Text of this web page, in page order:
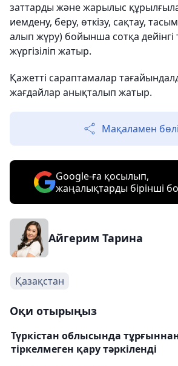
заттарды және жарылыс
иемдену, беру, өткiзу, сақтау,
алып жүру) бойынша сотқа дейінгі
жүргізіліп жатыр.
Қажетті сараптамалар
жағдайлар анықталып жатыр.
Мақаламен
Google-ға қосылып,
жаңалықтарды бірінші
Айгерим Тарина
Қазақстан
Оқи отырыңыз
Түркістан облысында
тіркелмеген қару тәркіленді